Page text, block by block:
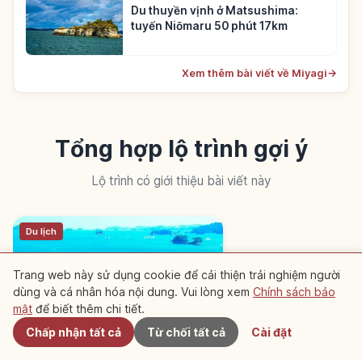
Du thuyền vịnh ở Matsushima:
tuyến Niōmaru 50 phút 17km
Xem thêm bài viết về Miyagi→
Tổng hợp lộ trình gợi ý
Lộ trình có giới thiệu bài viết này
Du lịch
Lịch trình Miyagi 2 ngày 1 đêm |
Gần đây
Trang web này sử dụng cookie để cải thiện trải nghiệm người
dùng và cá nhân hóa nội dung. Vui lòng xem Chính sách bảo
mật để biết thêm chi tiết.
Chấp nhận tất cả
Từ chối tất cả Cài đặt